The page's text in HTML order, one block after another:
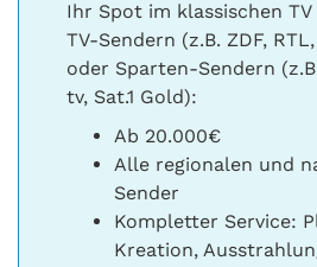
Ihr Spot im klassischen
TV-Sendern (z.B. ZDF,
oder Sparten-Sendern
tv, Sat.1 Gold):
Ab 20.000€
Alle regionalen und
Sender
Kompletter Service:
Kreation,